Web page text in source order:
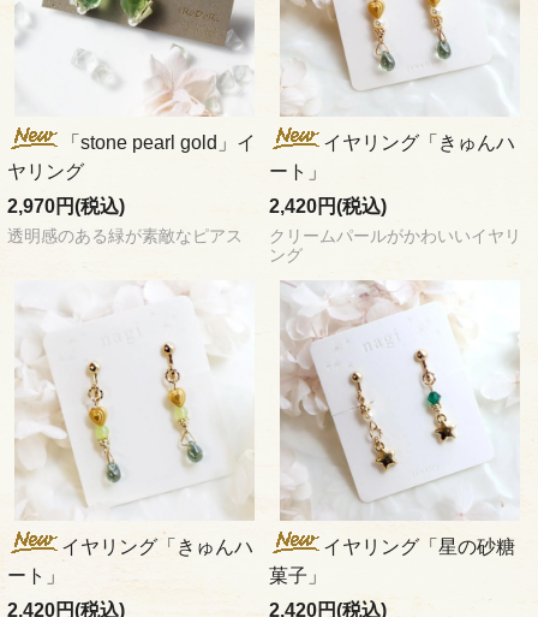
「stone pearl gold」イ
ヤリング
2,970円(税込)
透明感のある緑が素敵なピアス
イヤリング「きゅんハ
ート」
2,420円(税込)
クリームパールがかわいいイヤリ
ング
イヤリング「きゅんハ
ート」
2,420円(税込)
イヤリング「星の砂糖
菓子」
2,420円(税込)